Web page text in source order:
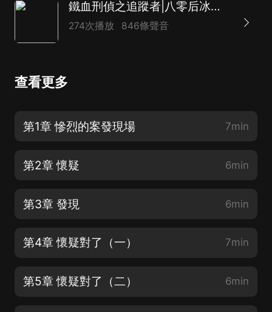
鐵血刑偵之追蹤者|八零后冰塊團隊|燒腦|熱血刑偵|邏輯分析
274次播放 846條聲音
查看更多
第1章 慘烈的案發現場 7min
第2章 懷疑 6min
第3章 發現 6min
第4章 懷疑對了（一） 7min
第5章 懷疑對了（二） 6min